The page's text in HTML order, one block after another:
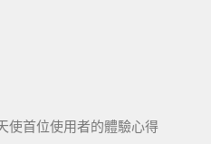
使首位使用者的體驗心得